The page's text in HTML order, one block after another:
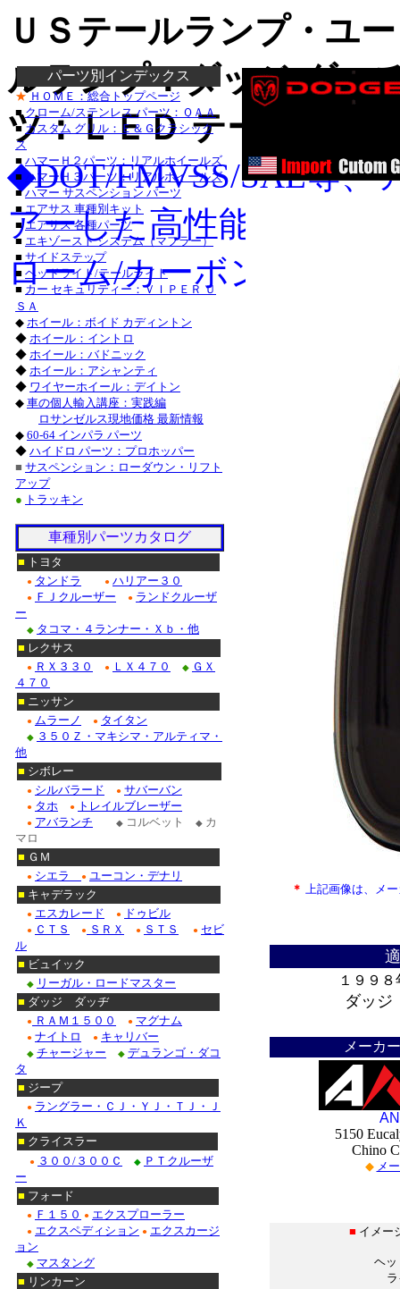
＊ 上記画像は、メ
１９９
ダッ
メーカ
5150
Chino
◆ メ
■ イメー
ヘッ
レクサス_ＬＳ_カ
シボレー_トレ
キャデラック_エス
キャデラック_ＤＴ
フォード_マスタ
リンカーン_ナビゲ
ニッサン_ムラーノ
インフィニティ_Ｆ
ホンダ_アコード_
フォルクス
フォルクスワーゲ
カスタム_テールラ
カスタム_テールラ
パーツ別インデックス
★ ＨＯＭＥ：総合トップページ
■クローム/ステンレス パーツ：ＱＡＡ
■カスタム グリル：Ｅ＆Ｇクラシック
ス
■ ハマーＨ２パーツ：リアルホイールズ
■ ハマーＨ３パーツ：リアルホイールズ
■ハマー サスペンション パーツ
■エアサス 車種別キット
■エアサス 各種パーツ
■ エキゾースト システム（マフラー）
■ サイドステップ
■ ヘッドライト/テールライト
■ カー セキュリティー：ＶＩＰＥＲ Ｕ
ＳＡ
◆ ホイール：ボイド カディントン
◆ ホイール：イントロ
◆ ホイール：バドニック
◆ ホイール：アシャンティ
◆ ワイヤーホイール：デイトン
◆ 車の個人輸入講座：実践編
ロサンゼルス現地価格 最新情報
◆ 60-64 インパラ パーツ
◆ ハイドロ パーツ：プロホッパー
■ サスペンション：ローダウン・リフト
アップ
● トラッキン
車種別パーツカタログ
■ トヨタ
● タンドラ ● ハリアー３０
● ＦＪクルーザー ● ランドクルーザ
ー
◆ タコマ・４ランナー・Ｘｂ・他
■ レクサス
● ＲＸ３３０ ● ＬＸ４７０ ◆ ＧＸ
４７０
■ ニッサン
● ムラーノ ● タイタン
◆ ３５０Ｚ・マキシマ・アルティマ・
他
■ シボレー
● シルバラード ● サバーバン
● タホ ● トレイルブレーザー
● アバランチ ◆ コルベット ◆ カ
マロ
■ ＧＭ
● シエラ ● ユーコン・デナリ
■ キャデラック
● エスカレード ● ドゥビル
● ＣＴＳ ● ＳＲＸ ● ＳＴＳ ● セビ
ル
■ ビュイック
◆ リーガル・ロードマスター
■ ダッジ ダッヂ
● ＲＡＭ１５００ ● マグナム
● ナイトロ ● キャリバー
◆ チャージャー ◆ デュランゴ・ダコ
タ
■ ジープ
● ラングラー・ＣＪ・ＹＪ・ＴＪ・Ｊ
Ｋ
■ クライスラー
● ３００/３００Ｃ ◆ ＰＴクルーザ
ー
■ フォード
● Ｆ１５０ ● エクスプローラー
● エクスペディション ● エクスカージ
ョン
◆ マスタング
■ リンカーン
ＵＳテールランプ・ユ
ルランプ：ダッジ/ダッ
ツ：ＬＥＤ テールライ
◆DOT/FMVSS/SAE等
アーした高性能カスタ
ローム/カーボン/ブラッ